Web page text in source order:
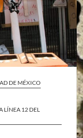
DE MÉXICO
LÍNEA 12 DEL